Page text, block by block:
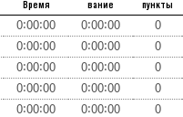
Время
вание
пункты
0:00:00 0:00:00 0
0:00:00 0:00:00 0
0:00:00 0:00:00 0
0:00:00 0:00:00 0
0:00:00 0:00:00 0